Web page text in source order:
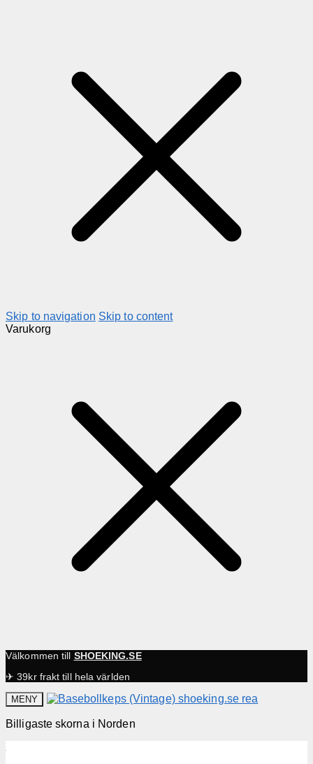
Skip to navigation Skip to content
Varukorg
Välkommen till SHOEKING.SE
✈ 39kr frakt till hela världen
MENY
Billigaste skorna i Norden